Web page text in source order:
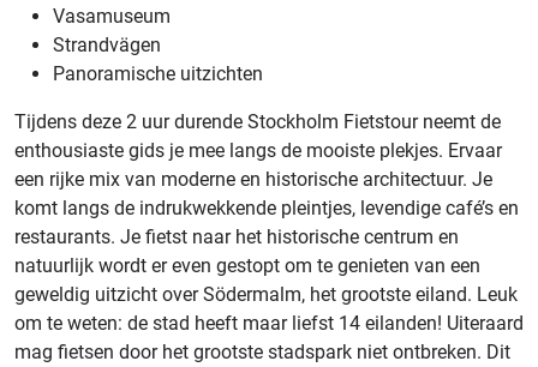
Vasamuseum
Strandvägen
Panoramische uitzichten
Tijdens deze 2 uur durende Stockholm Fietstour neemt de
enthousiaste gids je mee langs de mooiste plekjes. Ervaar
een rijke mix van moderne en historische architectuur. Je
komt langs de indrukwekkende pleintjes, levendige café’s en
restaurants. Je fietst naar het historische centrum en
natuurlijk wordt er even gestopt om te genieten van een
geweldig uitzicht over Södermalm, het grootste eiland. Leuk
om te weten: de stad heeft maar liefst 14 eilanden! Uiteraard
mag fietsen door het grootste stadspark niet ontbreken. Dit